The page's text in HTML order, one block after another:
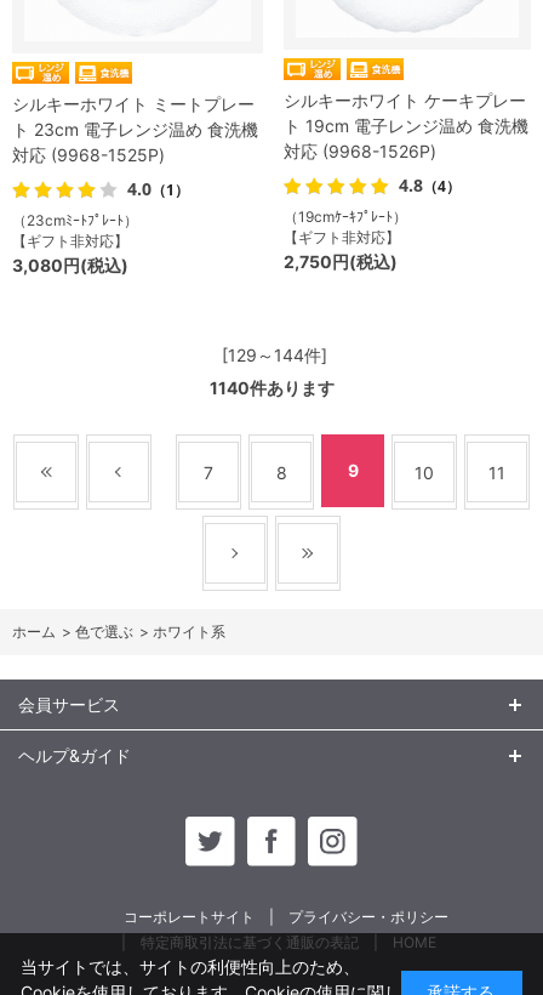
シルキーホワイト ミートプレー
ト 23cm 電子レンジ温め 食洗機
対応 (9968-1525P)
4.0 （1）
（23cmﾐｰﾄﾌﾟﾚｰﾄ）
【ギフト非対応】
3,080円(税込)
シルキーホワイト ケーキプレー
ト 19cm 電子レンジ温め 食洗機
対応 (9968-1526P)
4.8 （4）
（19cmｹｰｷﾌﾟﾚｰﾄ）
【ギフト非対応】
2,750円(税込)
[129～144件]
1140件あります
7 8 9 10 11
ホーム > 色で選ぶ > ホワイト系
会員サービス
ヘルプ&ガイド
コーポレートサイト
プライバシー・ポリシー
特定商取引法に基づく通販の表記
HOME
当サイトでは、サイトの利便性向上のため、